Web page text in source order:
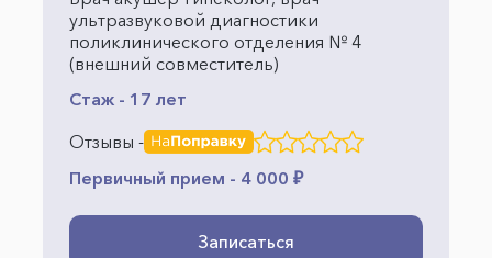
ультразвуковой диагностики
поликлинического отделения № 4
(внешний совместитель)
Стаж - 17 лет
Отзывы -
Первичный прием - 4 000 ₽
Записаться